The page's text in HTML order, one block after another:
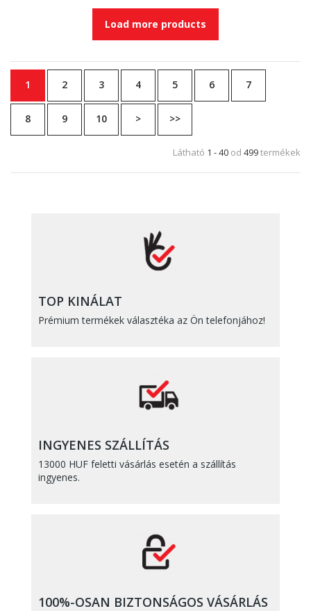
Load more products
1 2 3 4 5 6 7
8 9 10 > >>
Látható 1 - 40 od 499termékek
TOP KINÁLAT
Prémium termékek választéka az Ön telefonjához!
INGYENES SZÁLLÍTÁS
13000 HUF feletti vásárlás esetén a szállítás
ingyenes.
100%-OSAN BIZTONSÁGOS VÁSÁRLÁS